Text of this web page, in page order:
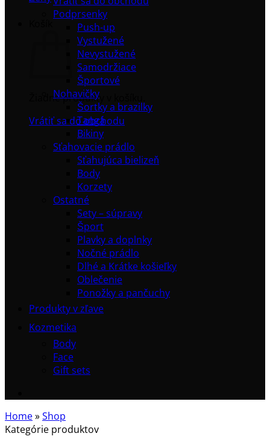
Žiadne produkty v košíku.
Vrátiť sa do obchodu
Podprsenky
Push-up
Vystužené
Nevystužené
Samodržiace
Športové
Nohavičky
Šortky a brazilky
Tangá
Bikiny
Sťahovacie prádlo
Sťahujúca bielizeň
Body
Korzety
Ostatné
Sety – súpravy
Šport
Plavky a doplnky
Nočné prádlo
Dlhé a Krátke košieľky
Oblečenie
Ponožky a pančuchy
Produkty v zľave
Kozmetika
Body
Face
Gift sets
Home»Shop
Kategórie produktov